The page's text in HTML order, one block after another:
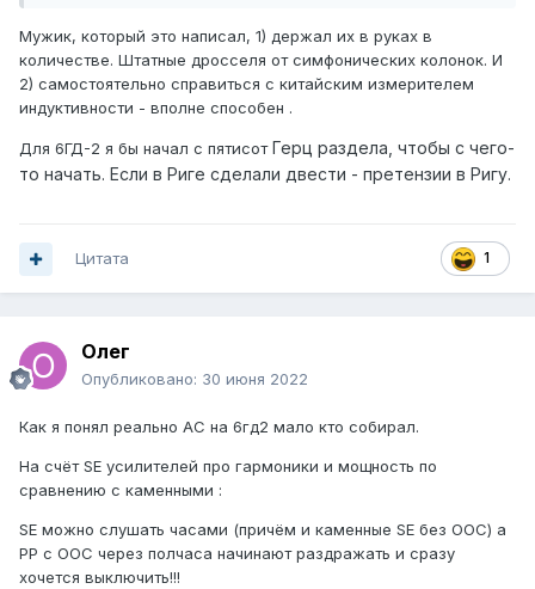
Мужик, который это написал, 1) держал их в руках в
количестве. Штатные дросселя от симфонических колонок. И
2) самостоятельно справиться с китайским измерителем
индуктивности - вполне способен .
Для 6ГД-2 я бы начал с пятисотГерц раздела, чтобы с чего-
то начать. Если в Риге сделали двести - претензии в Ригу.
1
Цитата
Олег
Опубликовано: 30 июня 2022
Как я понял реально АС на 6гд2 мало кто собирал.
На счёт SE усилителей про гармоники и мощность по
сравнению с каменными :
SE можно слушать часами (причём и каменные SE без ООС) а
PP с ООС через полчаса начинают раздражать и сразу
хочется выключить!!!